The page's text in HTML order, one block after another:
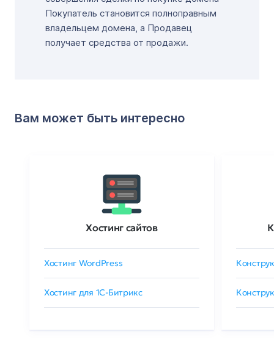
Покупатель становится полноправным
владельцем домена, а Продавец
получает средства от продажи.
Вам может быть интересно
Хостинг сайтов
Хостинг WordPress
Хостинг для 1C-Битрикс